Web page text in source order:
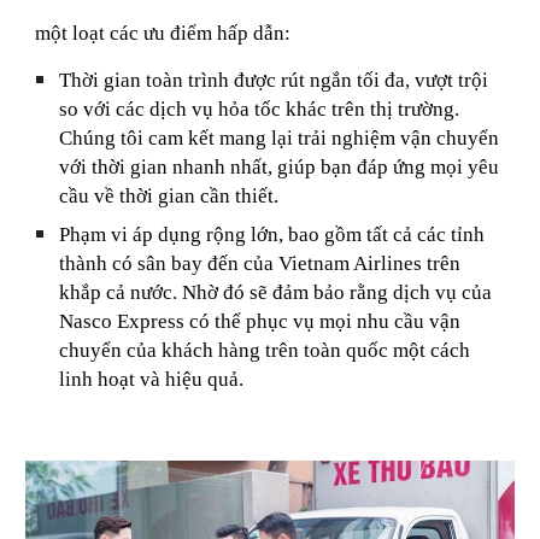
một loạt các ưu điểm hấp dẫn:
Thời gian toàn trình được rút ngắn tối đa, vượt trội
so với các dịch vụ hỏa tốc khác trên thị trường.
Chúng tôi cam kết mang lại trải nghiệm vận chuyển
với thời gian nhanh nhất, giúp bạn đáp ứng mọi yêu
cầu về thời gian cần thiết.
Phạm vi áp dụng rộng lớn, bao gồm tất cả các tỉnh
thành có sân bay đến của Vietnam Airlines trên
khắp cả nước. Nhờ đó sẽ đảm bảo rằng dịch vụ của
Nasco Express có thể phục vụ mọi nhu cầu vận
chuyển của khách hàng trên toàn quốc một cách
linh hoạt và hiệu quả.